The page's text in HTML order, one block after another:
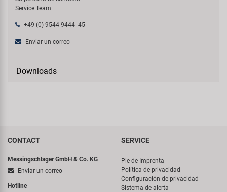
Service Team
+49 (0) 9544 9444--45
Enviar un correo
Downloads
CONTACT
Messingschlager GmbH & Co. KG
Enviar un correo
Hotline
SERVICE
Pie de Imprenta
Política de privacidad
Configuración de privacidad
Sistema de alerta